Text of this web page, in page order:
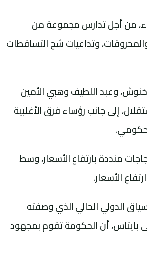
من أجل تدارس مجموعة من
وتداعيات شح التساقطات
وعبد اللطيف وهبي الأمين
إلى جانب رؤساء فرق الأغلبية
منددة بارتفاع الأسعار، وسط
الأسعار.
الدولي الحالي الذي وصفته
أن الحكومة تقوم بمجهود